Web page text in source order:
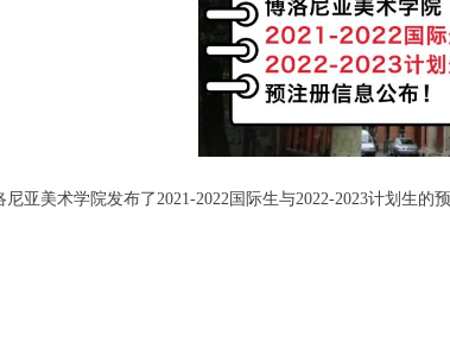
尼亚美术学院发布了2021-2022国际生与2022-2023计划生的